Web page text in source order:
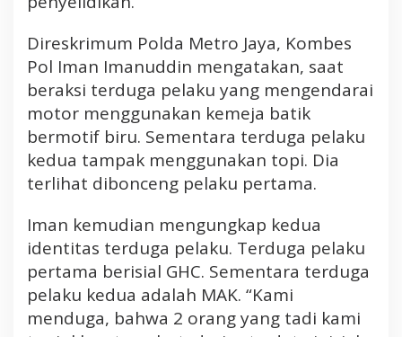
Direskrimum Polda Metro Jaya, Kombes
Pol Iman Imanuddin mengatakan, saat
beraksi terduga pelaku yang mengendarai
motor menggunakan kemeja batik
bermotif biru. Sementara terduga pelaku
kedua tampak menggunakan topi. Dia
terlihat dibonceng pelaku pertama.
Iman kemudian mengungkap kedua
identitas terduga pelaku. Terduga pelaku
pertama berisial GHC. Sementara terduga
pelaku kedua adalah MAK. “Kami
menduga, bahwa 2 orang yang tadi kami